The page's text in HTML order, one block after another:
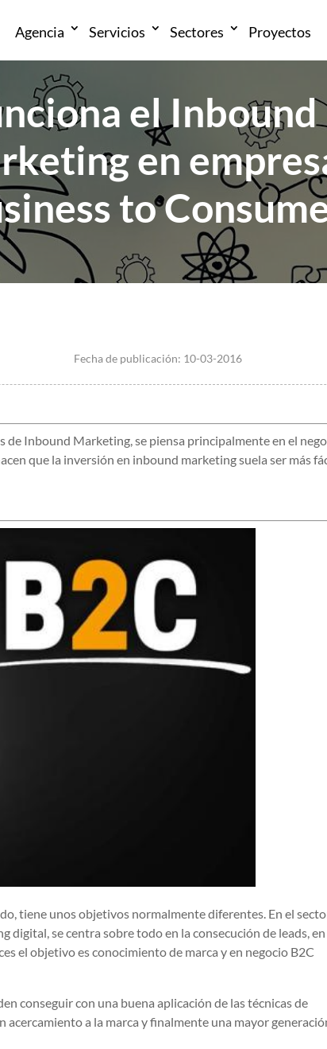
Agencia Servicios Sectores Proyectos
el Inbound
en
to
Fecha de publicación: 10-03-2016
de Inbound Marketing, se piensa principalmente en el
que la inversión en inbound marketing suela ser más
tiene unos objetivos normalmente diferentes. En el
digital, se centra sobre todo en la consecución de leads, en
el objetivo es conocimiento de marca y en negocio B2C
conseguir con una buena aplicación de las técnicas de
a la marca y finalmente una mayor